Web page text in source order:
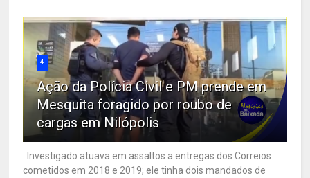
4
Ação da Polícia Civil e PM prende em
Mesquita foragido por roubo de
cargas em Nilópolis
Investigado atuava em assaltos a entregas dos Correios
cometidos em 2018 e 2019; ele tinha dois mandados de